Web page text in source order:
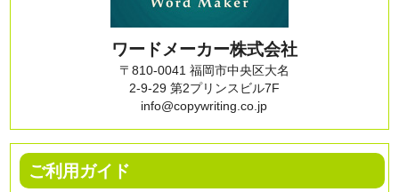
ワードメーカー株式会社
〒810-0041 福岡市中央区大名
2-9-29 第2プリンスビル7F
info@copywriting.co.jp
ご利用ガイド